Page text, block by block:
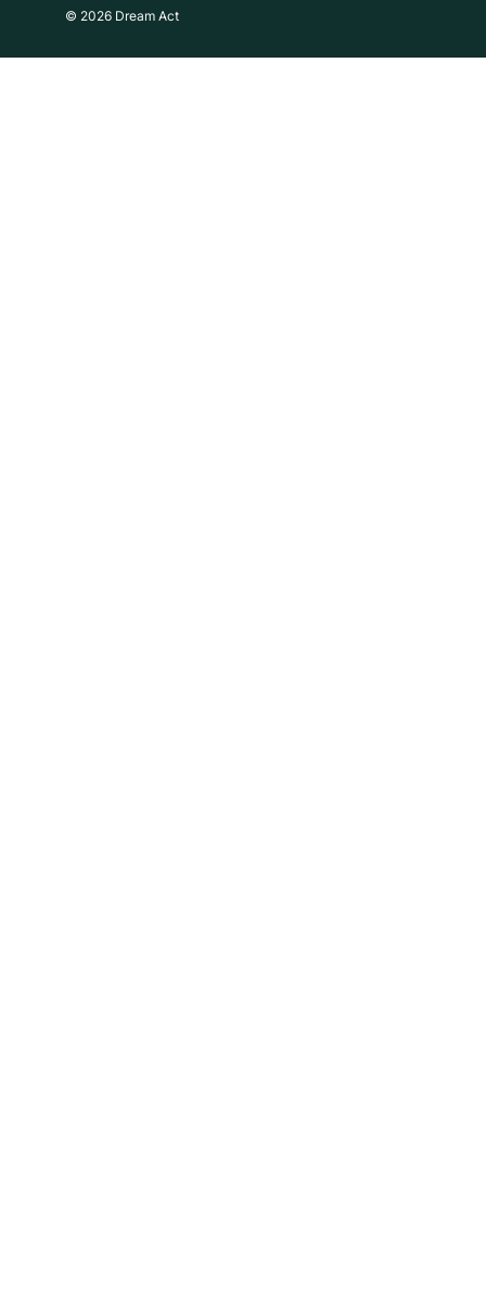
© 2026 Dream Act